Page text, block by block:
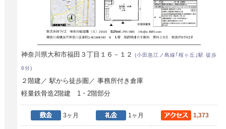
神奈川県大和市福田３丁目１６－１２(小田急江ノ島線｢桜ヶ丘｣駅 徒歩
6分)
２階建／ 駅から徒歩圏／ 事務所付き倉庫
軽量鉄骨造2階建 1・2階部分
3ヶ月 1ヶ月 1,373